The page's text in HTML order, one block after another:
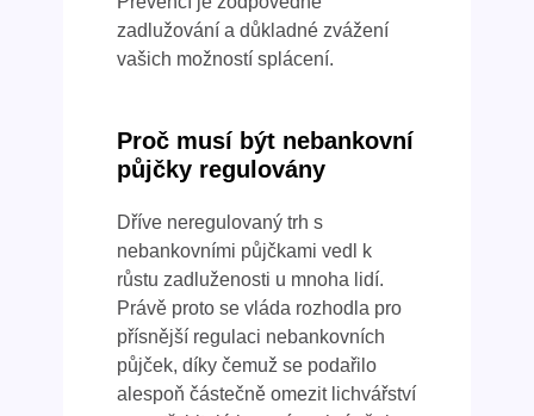
zadlužování a důkladné zvážení
vašich možností splácení.
Proč musí být nebankovní
půjčky regulovány
Dříve neregulovaný trh s
nebankovními půjčkami vedl k
růstu zadluženosti u mnoha lidí.
Právě proto se vláda rozhodla pro
přísnější regulaci nebankovních
půjček, díky čemuž se podařilo
alespoň částečně omezit lichvářství